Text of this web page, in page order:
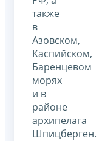
также
в
Азовском,
Каспийском,
Баренцевом
морях
и в
районе
архипелага
Шпицберген.